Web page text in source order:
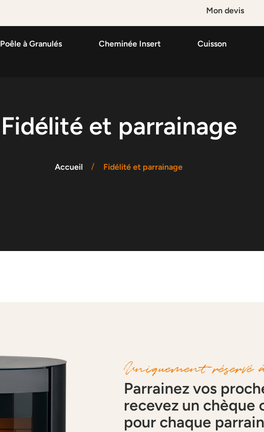
Mon devis
Poêle à Granulés Cheminée Insert Cuisson
Fidélité et parrainage
Accueil Fidélité et parrainage
Uniquement
Parrainez vos
recevez un chèque
pour chaque